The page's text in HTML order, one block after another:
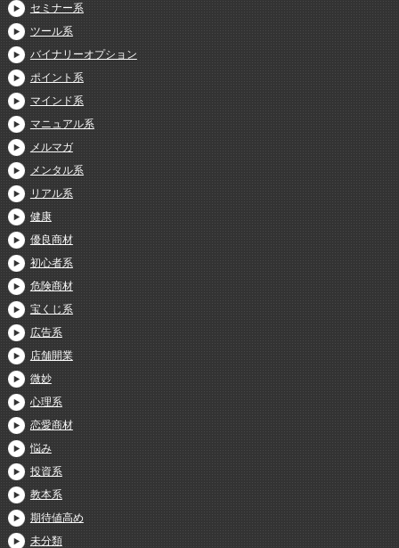
セミナー系
ツール系
バイナリーオプション
ポイント系
マインド系
マニュアル系
メルマガ
メンタル系
リアル系
健康
優良商材
初心者系
危険商材
宝くじ系
広告系
店舗開業
微妙
心理系
恋愛商材
悩み
投資系
教本系
期待値高め
未分類